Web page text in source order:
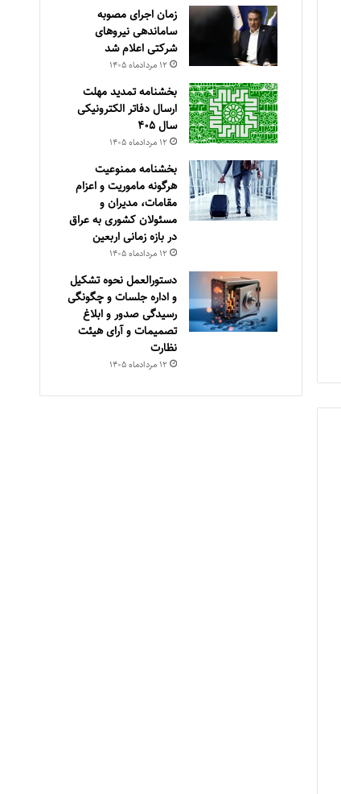
زمان اجرای مصوبه
ساماندهی نیروهای
شرکتی اعلام شد
۱۲ مرداد‌ماه ۱۴۰۵
بخشنامه تمدید مهلت
ارسال دفاتر الکترونیکی
سال ۴۰۵
۱۲ مرداد‌ماه ۱۴۰۵
بخشنامه ممنوعیت
هرگونه ماموریت و اعزام
مقامات، مدیران و
مسئولان کشوری به عراق
در بازه زمانی اربعین
۱۲ مرداد‌ماه ۱۴۰۵
دستورالعمل نحوه تشکیل
و اداره جلسات و چگونگی
رسیدگی صدور و ‏ابلاغ
تصمیمات و‎ ‎آرای هیئت
نظارت
۱۲ مرداد‌ماه ۱۴۰۵